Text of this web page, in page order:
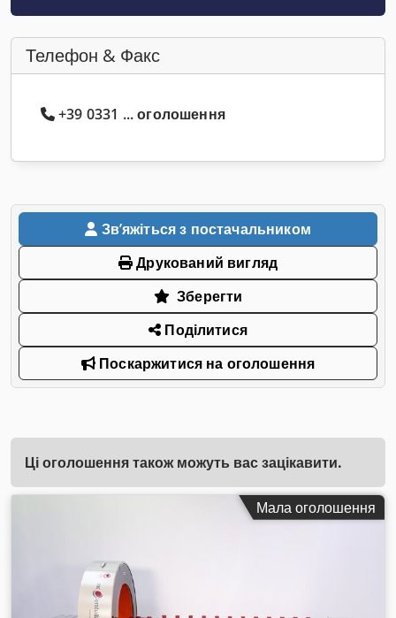
Телефон & Факс
+39 0331 ... оголошення
Звʼяжіться з постачальником
Друкований вигляд
Зберегти
Поділитися
Поскаржитися на оголошення
Ці оголошення також можуть вас зацікавити.
Мала оголошення